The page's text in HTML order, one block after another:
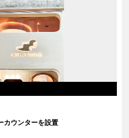
カウンターを設置